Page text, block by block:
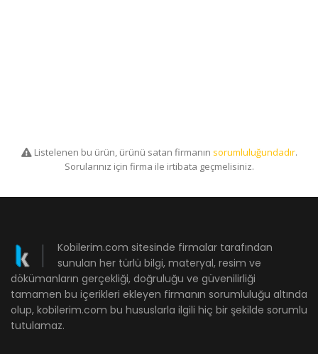
Listelenen bu ürün, ürünü satan firmanın sorumluluğundadır.
Sorularınız için firma ile irtibata geçmelisiniz.
Kobilerim.com sitesinde firmalar tarafından
sunulan her türlü bilgi, materyal, resim ve
dökümanların gerçekliği, doğruluğu ve güvenilirliği
tamamen bu içerikleri ekleyen firmanın sorumluluğu altında
olup, kobilerim.com bu hususlarla ilgili hiç bir şekilde sorumlu
tutulamaz.